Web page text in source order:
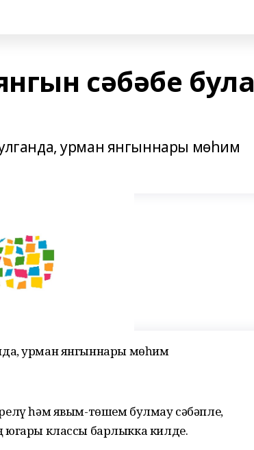
сәбәбе була
урман янгыннары мөһим
урман янгыннары мөһим
һәм явым-төшем булмау сәбәпле,
югары классы барлыкка килде.